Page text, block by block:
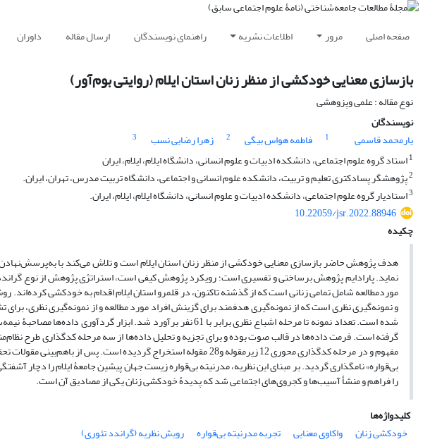
صفحه اصلی مرور اطلاعات نشریه راهنمای نویسندگان ارسال مقاله داوران
بازسازی معنایی خودکشی از منظر زنان استان ایلام (روایتی بوم‌آور)
نوع مقاله : علمی وپزوهشی
نویسندگان
یارمحمد قاسمی
1 فاطمه هواس بیگی 2 زهرا رضایی نسب
3
1استاد گروه علوم اجتماعی، دانشکده ادبیات و علوم انسانی، دانشگاه ایلام، ایلام، ایران
2پژوهشگر پسادکتری تعلیم و تربیت، دانشکده علوم انسانی و اجتماعی، دانشگاه تربیت مدرس، تهران، ایران.
3استادیار گروه علوم اجتماعی، دانشکده ادبیات و علوم انسانی، دانشگاه ایلام، ایلام، ایران.
10.22059/jsr.2022.88946
چکیده
هدف پژوهش حاضر بازسازی معنایی خودکشی از منظر زنان استان ایلام است و تلاش می‌کند با
نماید. پارادایم پژوهش برساختی و تفسیری است؛ رویکرد پژوهش کیفی است، استراتژی پژوهش از نوع
موردمطالعه شامل تمامی زنانی است که از گذشته تاکنون، در قلمرو استان ایلام اقدام به خودکشی
و نمونه‌گیری نظری است که از نمونه‌گیری هدفمند برای گزینش افراد مورد مطالعه و از نمونه‌گیری نظری،
شده است. تعداد نمونه تا مرحله اشباع نظری برابر با 61 نفر برآورد شد.
مفهوم و در مرحله کدگذاری محوری 12 زیرمقوله و28 مقوله استخراج گردیده
بی‌قواره» نامگذاری گردید. بر مبنای این نظریه، مدرنیته بی‌قواره زیست جهان پیشین جامعۀ ایلام را دچار
را فراهم و منشأ آسیب‌ها و کجروی‌های اجتماعی شد که پدیدۀ خودکشی زنان یکی از مصادیق آن است.
کلیدواژه‌ها
خودکشی زنان
واکاوی معنایی تجربه مدرنیته بی‌قواره رویش نظریه (گراندد تئوری)